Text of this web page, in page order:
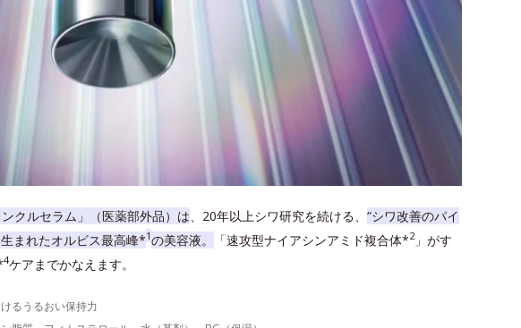
ンクルセラム」（医薬部外品）は、20年以上シワ研究を続ける、 “シワ改善のパイ
まれたオルビス最高峰*1の美容液。 「速攻型ナイアシンアミド複合体*2」がす
4ケアまでかなえます。
るうるおい保持力